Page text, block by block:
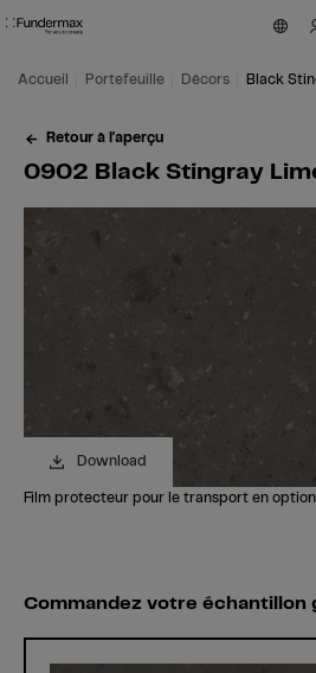
Aller au contenu principal
Aller au sommaire
Aller au menu principal
Accueil Portefeuille Décors Black
Retour à l'aperçu
0902 Black Stingray
Download
Film protecteur pour le transport en
Commandez votre échantillon